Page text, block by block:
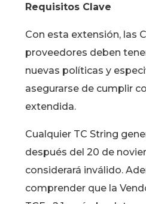
Requisitos Clave
Con esta extensión, las
proveedores deben
nuevas políticas y
asegurarse de cumplir
extendida.
Cualquier TC String
después del 20 de
considerará inválido.
comprender que la